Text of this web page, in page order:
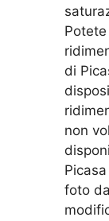
di
non
foto